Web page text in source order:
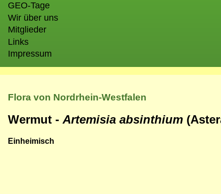
GEO-Tage
Wir über uns
Mitglieder
Links
Impressum
Flora von Nordrhein-Westfalen
Wermut - Artemisia absinthium
Einheimisch